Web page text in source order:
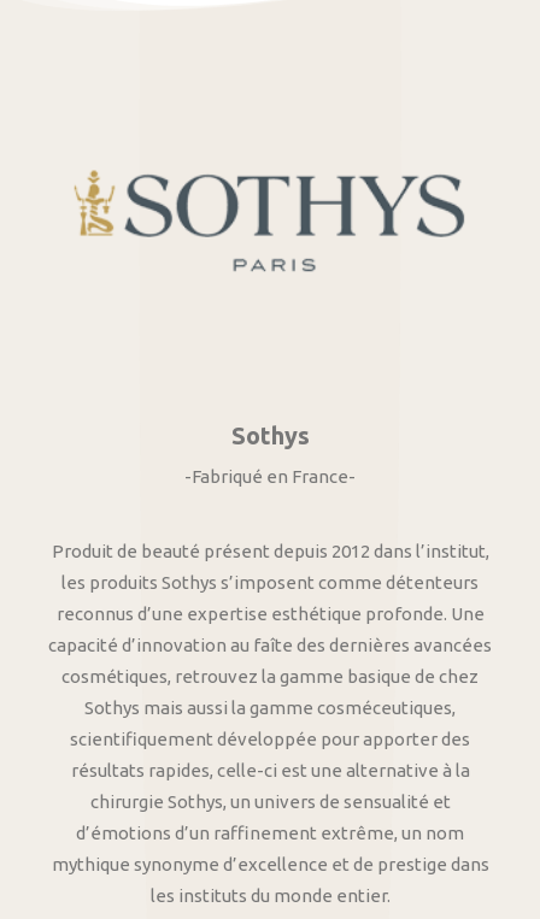
Sothys
-Fabriqué en France-
Produit de beauté présent depuis 2012 dans l’institut,
les produits Sothys s’imposent comme détenteurs
reconnus d’une expertise esthétique profonde. Une
capacité d’innovation au faîte des dernières avancées
cosmétiques, retrouvez la gamme basique de chez
Sothys mais aussi la gamme cosméceutiques,
scientifiquement développée pour apporter des
résultats rapides, celle-ci est une alternative à la
chirurgie Sothys, un univers de sensualité et
d’émotions d’un raffinement extrême, un nom
mythique synonyme d’excellence et de prestige dans
les instituts du monde entier.